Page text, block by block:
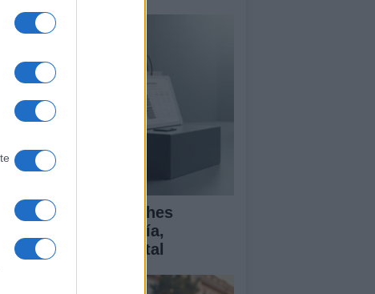
Comparativa de coches
eléctricos: tecnología,
garantías y coste total